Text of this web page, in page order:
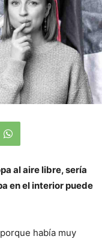
al aire libre, sería
en el interior puede
había muy